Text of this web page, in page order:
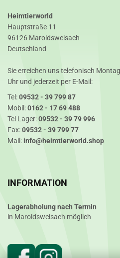
Heimtierworld
Hauptstraße 11
96126 Maroldsweisach
Deutschland
Sie erreichen uns telefonisch
Uhr und jederzeit per E-Mail:
Tel:09532 - 39 799 87
Mobil:0162 - 17 69 488
Tel Lager:09532 - 39 79 996
Fax:09532 - 39 799 77
Mail: info@heimtierworld.shop
INFORMATION
Lagerabholung nach Termin
in Maroldsweisach möglich